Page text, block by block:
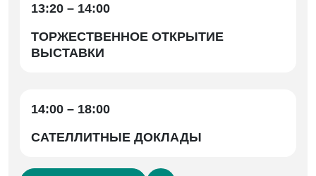
13:20 – 14:00
ТОРЖЕСТВЕННОЕ ОТКРЫТИЕ
ВЫСТАВКИ
14:00 – 18:00
САТЕЛЛИТНЫЕ ДОКЛАДЫ